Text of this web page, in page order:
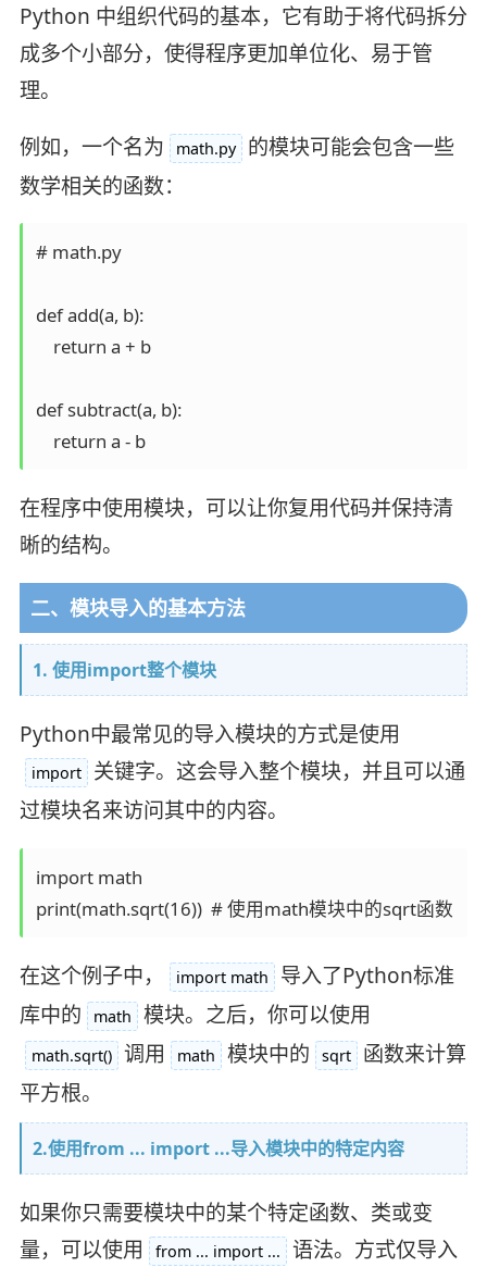
Python 中组织代码的基本，它有助于将代码拆分
成多个小部分，使得程序更加单位化、易于管
理。
例如，一个名为
math.py
的模块可能会包含一些
数学相关的函数：
# math.py
def add(a, b):
    return a + b
def subtract(a, b):
    return a - b
在程序中使用模块，可以让你复用代码并保持清
晰的结构。
二、模块导入的基本方法
1. 使用import整个模块
Python中最常见的导入模块的方式是使用
import
关键字。这会导入整个模块，并且可以通
过模块名来访问其中的内容。
import math
在这个例子中， import math
导入了Python标准
库中的
math 模块。之后，你可以使用
math.sqrt() 调用 math 模块中的 sqrt
函数来计算
平方根。
2.使用from ... import ...导入模块中的特定内容
如果你只需要模块中的某个特定函数、类或变
量，可以使用
from ... import ...
语法。方式仅导入